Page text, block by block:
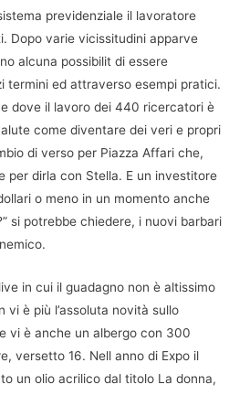
previdenziale il lavoratore
Dopo varie vicissitudini apparve
alcuna possibilit di essere
termini ed attraverso esempi pratici.
dove il lavoro dei 440 ricercatori è
come diventare dei veri e propri
di verso per Piazza Affari che,
per dirla con Stella. E un investitore
o meno in un momento anche
si potrebbe chiedere, i nuovi barbari
in cui il guadagno non è altissimo
vi è più l’assoluta novità sullo
vi è anche un albergo con 300
versetto 16. Nell anno di Expo il
un olio acrilico dal titolo La donna,